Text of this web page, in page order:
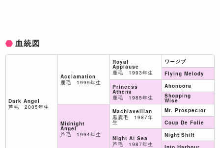
血統図
Dark Angel
芦毛 2005年生
Acclamation
鹿毛 1999年生
Midnight
Angel
芦毛 1994年生
Royal
Applause
鹿毛 1993年生
Princess
Athena
鹿毛 1985年生
Machiavellian
黒鹿毛 1987年
生
Night At Sea
芦毛 1987年生
ワージブ
Flying Melody
Ahonoora
Shopping
Wise
Mr. Prospector
Coup De Folie
Night Shift